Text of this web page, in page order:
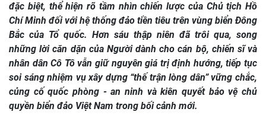
đặc biệt, thể hiện rõ tầm nhìn chiến lược của Chủ tịch Hồ
Chí Minh đối với hệ thống đảo tiền tiêu trên vùng biển Đông
Bắc của Tổ quốc. Hơn sáu thập niên đã trôi qua, song
những lời căn dặn của Người dành cho cán bộ, chiến sĩ và
nhân dân Cô Tô vẫn giữ nguyên giá trị định hướng, tiếp tục
soi sáng nhiệm vụ xây dựng “thế trận lòng dân” vững chắc,
củng cố quốc phòng - an ninh và kiên quyết bảo vệ chủ
quyền biển đảo Việt Nam trong bối cảnh mới.